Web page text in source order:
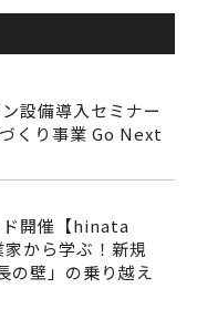
設備導入セミナー
くり事業 Go Next
開催【hinata
から学ぶ！新規
の壁」の乗り越え